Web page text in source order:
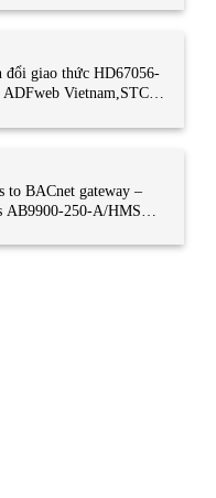
đổi giao thức HD67056-
Vietnam,STC
to BACnet gateway –
AB9900-250-A/HMS
HMS